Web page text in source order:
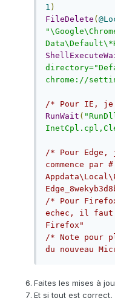
1 )
FileDelete (
chrome://
/* Pour IE,
RunWait (
/* Pour Edge,
commence par
/* Pour
echec, il faut
Firefox"
/* Note pour
du nouveau
Faites les mises à
Et si tout est correct,